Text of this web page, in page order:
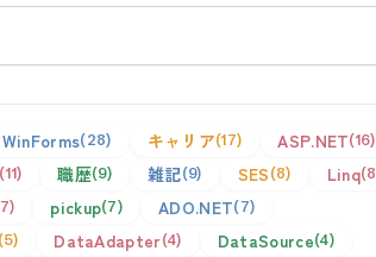
WinForms 28 キャリア 17 ASP.NET 16
11 職歴 9 雑記 9 SES 8 Linq 8
7 pickup 7 ADO.NET 7
5 DataAdapter 4 DataSource 4